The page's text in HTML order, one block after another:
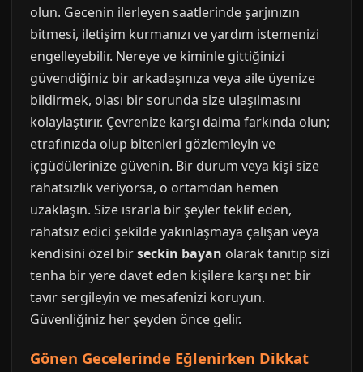
olun. Gecenin ilerleyen saatlerinde şarjınızın
bitmesi, iletişim kurmanızı ve yardım istemenizi
engelleyebilir. Nereye ve kiminle gittiğinizi
güvendiğiniz bir arkadaşınıza veya aile üyenize
bildirmek, olası bir sorunda size ulaşılmasını
kolaylaştırır. Çevrenize karşı daima farkında olun;
etrafınızda olup bitenleri gözlemleyin ve
içgüdülerinize güvenin. Bir durum veya kişi size
rahatsızlık veriyorsa, o ortamdan hemen
uzaklaşın. Size ısrarla bir şeyler teklif eden,
rahatsız edici şekilde yakınlaşmaya çalışan veya
kendisini özel birseckin bayan olarak tanıtıp sizi
tenha bir yere davet eden kişilere karşı net bir
tavır sergileyin ve mesafenizi koruyun.
Güvenliğiniz her şeyden önce gelir.
Gönen Gecelerinde Eğlenirken Dikkat